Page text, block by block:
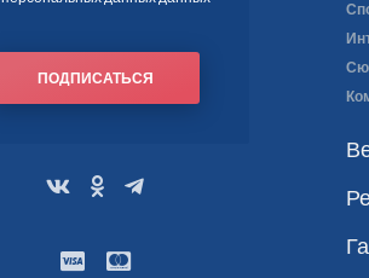
ПОДПИСАТЬСЯ